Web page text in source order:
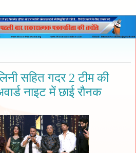
सहित गदर 2 टीम की
नाइट में छाई रौनक